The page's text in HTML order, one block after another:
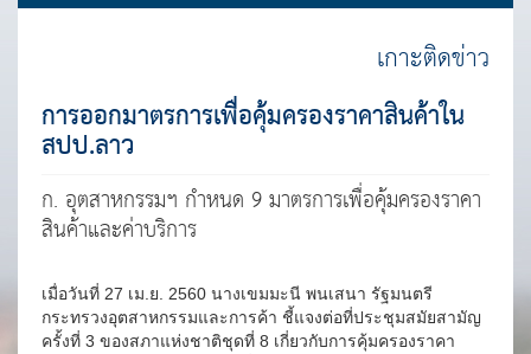
เกาะติดข่าว
การออกมาตรการเพื่อคุ้มครองราคาสินค้าใน
สปป.ลาว
ก. อุตสาหกรรมฯ กำหนด 9 มาตรการเพื่อคุ้มครองราคา
สินค้าและค่าบริการ
เมื่อวันที่ 27 เม.ย. 2560 นางเขมมะนี พนเสนา รัฐมนตรี
กระทรวงอุตสาหกรรมและการค้า ชี้แจงต่อที่ประชุมสมัยสามัญ
ครั้งที่ 3 ของสภาแห่งชาติชุดที่ 8 เกี่ยวกับการคุ้มครองราคา